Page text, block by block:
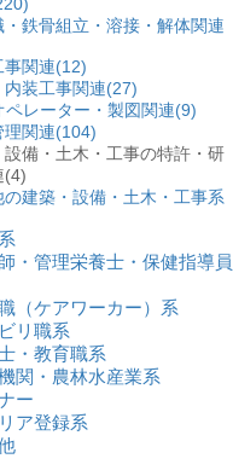
・鉄骨組立・溶接・解体関連
事関連(12)
内装工事関連(27)
ペレーター・製図関連(9)
理関連(104)
設備・土木・工事の特許・研
(4)
の建築・設備・土木・工事系
・管理栄養士・保健指導員
（ケアワーカー）系
リ職系
・教育職系
関・農林水産業系
ー
ア登録系